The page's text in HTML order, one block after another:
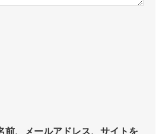
前、メールアドレス、サイトを